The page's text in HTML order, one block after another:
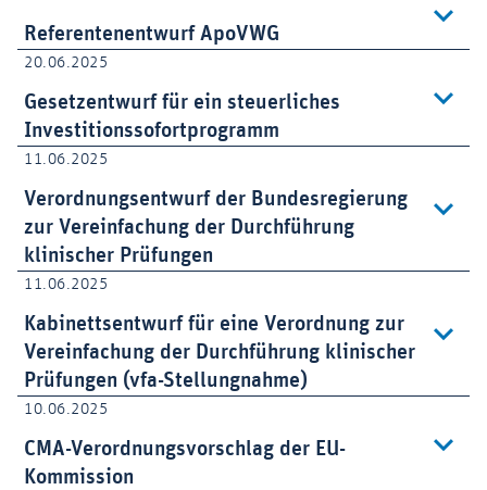
Referentenentwurf ApoVWG
20.06.2025
Gesetzentwurf für ein steuerliches
Investitionssofortprogramm
11.06.2025
Verordnungsentwurf der Bundesregierung
zur Vereinfachung der Durchführung
klinischer Prüfungen
11.06.2025
Kabinettsentwurf für eine Verordnung zur
Vereinfachung der Durchführung klinischer
Prüfungen (vfa-Stellungnahme)
10.06.2025
CMA-Verordnungsvorschlag der EU-
Kommission